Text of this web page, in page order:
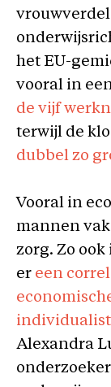
het EU-
vooral in
de vijf
terwijl de
dubbel zo
Vooral in
mannen
zorg. Zo
er een
Alexandra